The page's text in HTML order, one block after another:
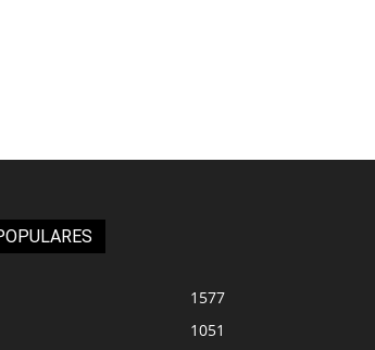
1577
1051